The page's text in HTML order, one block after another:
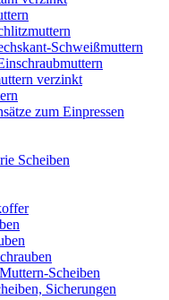
Schweißmuttern
verzinkt
zum Einpressen
Scheiben
Scheiben
Sicherungen